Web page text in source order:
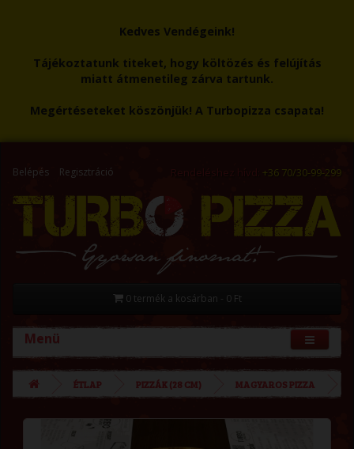
Kedves Vendégeink!
Tájékoztatunk titeket, hogy költözés és felújítás
miatt átmenetileg zárva tartunk.
Megértéseteket köszönjük! A Turbopizza csapata!
Belépés Regisztráció Rendeléshez hívd: +36 70/30-99-299
0 termék a kosárban - 0 Ft
Menü
ÉTLAP PIZZÁK (28 CM) MAGYAROS PIZZA